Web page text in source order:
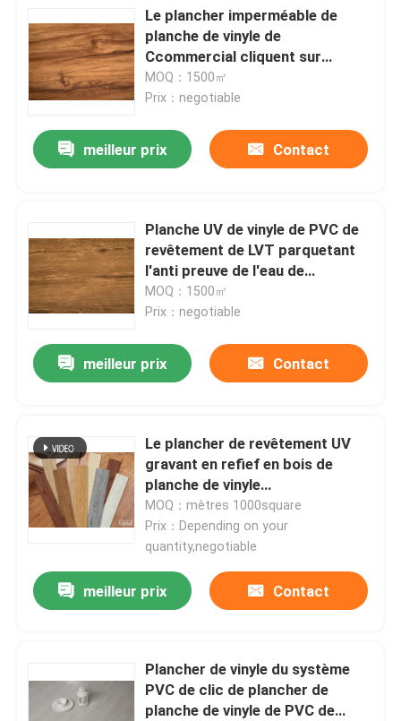
Le plancher imperméable de
planche de vinyle de
Ccommercial cliquent sur
ensemble le grain en bois pour la
décoration d'intérieur
MOQ：1500㎡
Prix：negotiable
meilleur prix Contact
Planche UV de vinyle de PVC de
revêtement de LVT parquetant
l'anti preuve de l'eau de
glissement non-toxique
MOQ：1500㎡
Prix：negotiable
meilleur prix Contact
Le plancher de revêtement UV
gravant en refief en bois de
planche de vinyle
imperméabilisent l'épaisseur de
1.8mm
MOQ：mètres 1000square
Prix：Depending on your
quantity,negotiable
meilleur prix Contact
Plancher de vinyle du système
PVC de clic de plancher de
planche de vinyle de PVC de